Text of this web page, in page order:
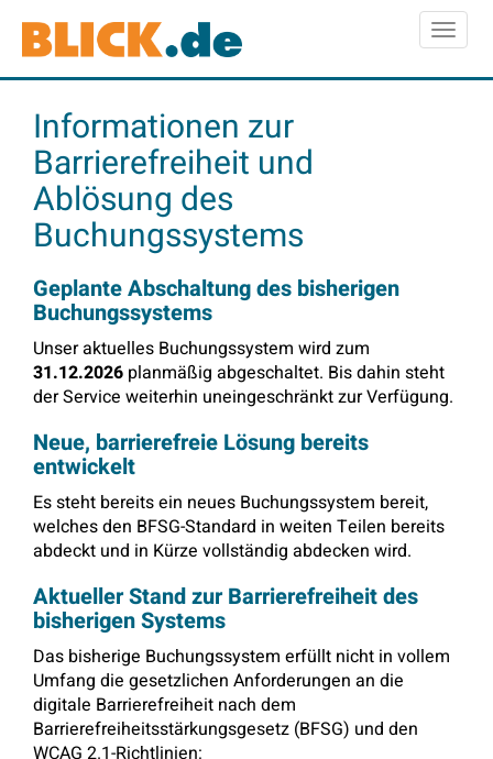
Informationen zur
Barrierefreiheit und
Ablösung des
Buchungssystems
Geplante Abschaltung des bisherigen
Buchungssystems
Unser aktuelles Buchungssystem wird zum
31.12.2026 planmäßig abgeschaltet. Bis dahin steht
der Service weiterhin uneingeschränkt zur Verfügung.
Neue, barrierefreie Lösung bereits
entwickelt
Es steht bereits ein neues Buchungssystem bereit,
welches den BFSG-Standard in weiten Teilen bereits
abdeckt und in Kürze vollständig abdecken wird.
Aktueller Stand zur Barrierefreiheit des
bisherigen Systems
Das bisherige Buchungssystem erfüllt nicht in vollem
Umfang die gesetzlichen Anforderungen an die
digitale Barrierefreiheit nach dem
Barrierefreiheitsstärkungsgesetz (BFSG) und den
WCAG 2.1-Richtlinien: